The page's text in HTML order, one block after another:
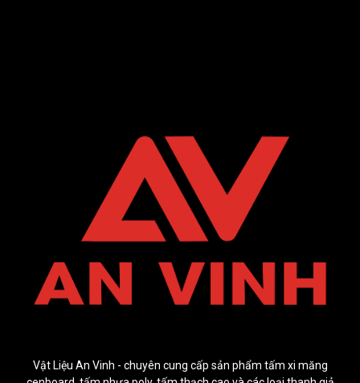
Vật Liệu An Vinh - chuyên cung cấp sản phẩm tấm xi măng